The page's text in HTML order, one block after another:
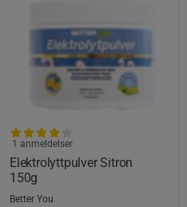
Elektrolyttpulver Sitron
150g
1 anmeldelser
Better You